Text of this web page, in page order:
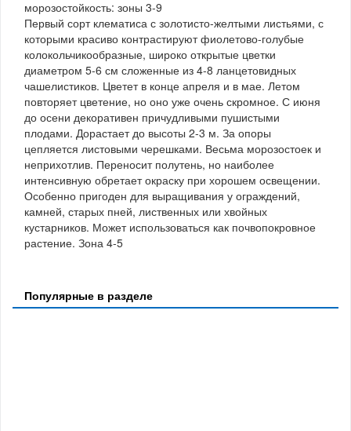
морозостойкость: зоны 3-9
Первый сорт клематиса с золотисто-желтыми листьями, с
которыми красиво контрастируют фиолетово-голубые
колокольчикообразные, широко открытые цветки
диаметром 5-6 см сложенные из 4-8 ланцетовидных
чашелистиков. Цветет в конце апреля и в мае. Летом
повторяет цветение, но оно уже очень скромное. С июня
до осени декоративен причудливыми пушистыми
плодами. Дорастает до высоты 2-3 м. За опоры
цепляется листовыми черешками. Весьма морозостоек и
неприхотлив. Переносит полутень, но наиболее
интенсивную обретает окраску при хорошем освещении.
Особенно пригоден для выращивания у ограждений,
камней, старых пней, лиственных или хвойных
кустарников. Может использоваться как почвопокровное
растение. Зона 4-5
Популярные в разделе